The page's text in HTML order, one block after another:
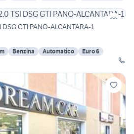
GTI PANO-ALCANTARA-1
Benzina Automatico
Euro 6